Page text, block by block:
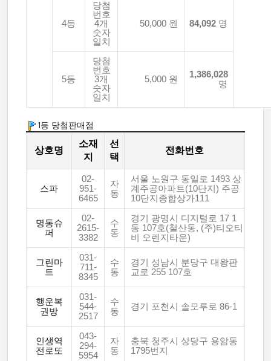
4등
당첨
번호
4개
숫자
일치
50,000 원 84,092 명
5등
당첨
번호
3개
숫자
일치
5,000 원
1,386,028
명
1등 당첨판매점
상호명
소재
지
선
택
전화번호
스파
02-
951-
6465
자
동
서울 노원구 동일로 1493 상
계주공아파트(10단지) 주공
10단지종합상가111
명동슈
퍼
02-
2615-
3382
수
동
경기 광명시 디지털로 17 1
동 107호(철산동, (주)티오티
비 오렌지타운)
그린마
트
031-
711-
8345
수
동
경기 성남시 분당구 대왕판
교로 255 107호
행운복
권방
031-
544-
2517
수
동
경기 포천시 솔모루로 86-1
인생역
전로또
043-
294-
5954
자
동
충북 청주시 상당구 용암동
1795번지